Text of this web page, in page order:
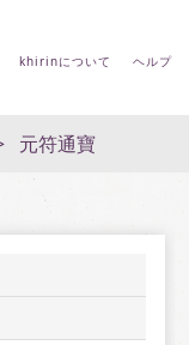
khirinについて ヘルプ
元符通寶